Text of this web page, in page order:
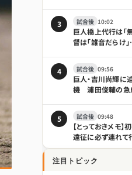
3
試合後 10:02
巨人橋上代行は「
督は「雑音だらけ
4
試合後 09:56
巨人・吉川尚輝に
機 浦田俊輔の急
5
試合後 09:48
【とっておきメモ
遠征に必ず連れて
る」 - プロ野球 :
注目トピック